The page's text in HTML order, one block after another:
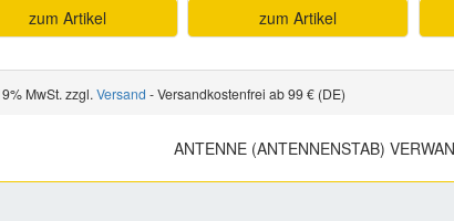
zum Artikel zum Artikel
MwSt. zzgl. Versand - Versandkostenfrei ab 99 € (DE)
ANTENNE (ANTENNENSTAB)